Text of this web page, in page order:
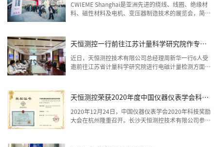
CWIEME Shanghai是亚洲先进的绕线、线圈、绝缘材
料、磁性材料及电机、变压器制造技术的展览会，简称
天恒测控一行前往江苏计量科学研究院作专项
技术交流
近日，天恒测控技术有限公司总经理周新华一行6人受
邀前往江苏省计量科学研究院进行电磁计量检测方面的
天恒测控荣获2020年度中国仪器仪表学会科学
技术进步一等奖
2020年12月24日，中国仪器仪表学会2020年科技奖励
大会在杭州隆重召开。长沙天恒测控技术有限公司参与